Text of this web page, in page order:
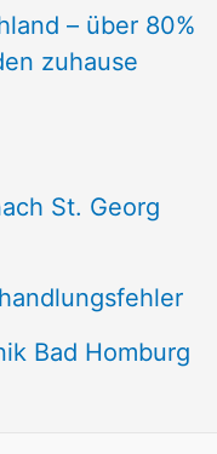
– über 80%
zuhause
St. Georg
Bad Homburg